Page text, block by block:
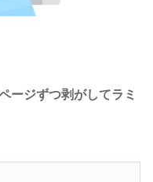
ージずつ剥がしてラミ